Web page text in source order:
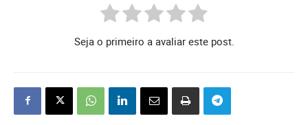
Seja o primeiro a avaliar este post.